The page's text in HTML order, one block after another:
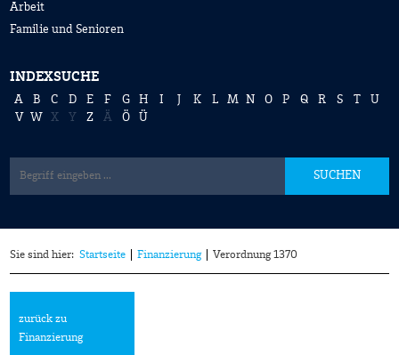
Arbeit
Familie und Senioren
INDEXSUCHE
A B C D E F G H I K L M N O P Q R S T
U
V
W X Y Z Ä Ö Ü
SUCHEN
Sie sind hier: Startseite Finanzierung Verordnung 1370
zurück zu
Finanzierung